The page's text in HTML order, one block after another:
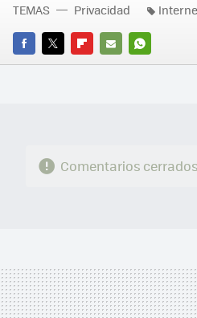
FACEBOOK
TWITTERFLIPBOARD
E-
WHATSAPP
TEMAS Privacidad
Comentarios cerrados